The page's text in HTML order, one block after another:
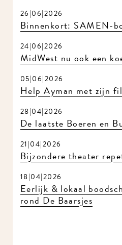
26|06|2026
Binnenkort: SAMEN-
24|06|2026
MidWest nu ook een
05|06|2026
Help Ayman met zijn
28|04|2026
De laatste Boeren en
21|04|2026
Bijzondere theater
18|04|2026
Eerlijk & lokaal
rond De Baarsjes